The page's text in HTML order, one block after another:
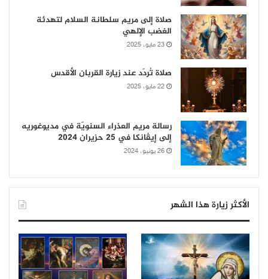
صلاة إلى مريم سلطانة السلام لتهدئة
الغضب الإلهي
23 مايو، 2025
صلاة تُردّد عند زيارة القربان الأقدس
22 مايو، 2025
رسالة مريم العذراء السنويّة في مديوغوريه
إلى إيڤانكا في 25 حزيران 2024
26 يونيو، 2024
الأكثر زيارة هذا الشهر